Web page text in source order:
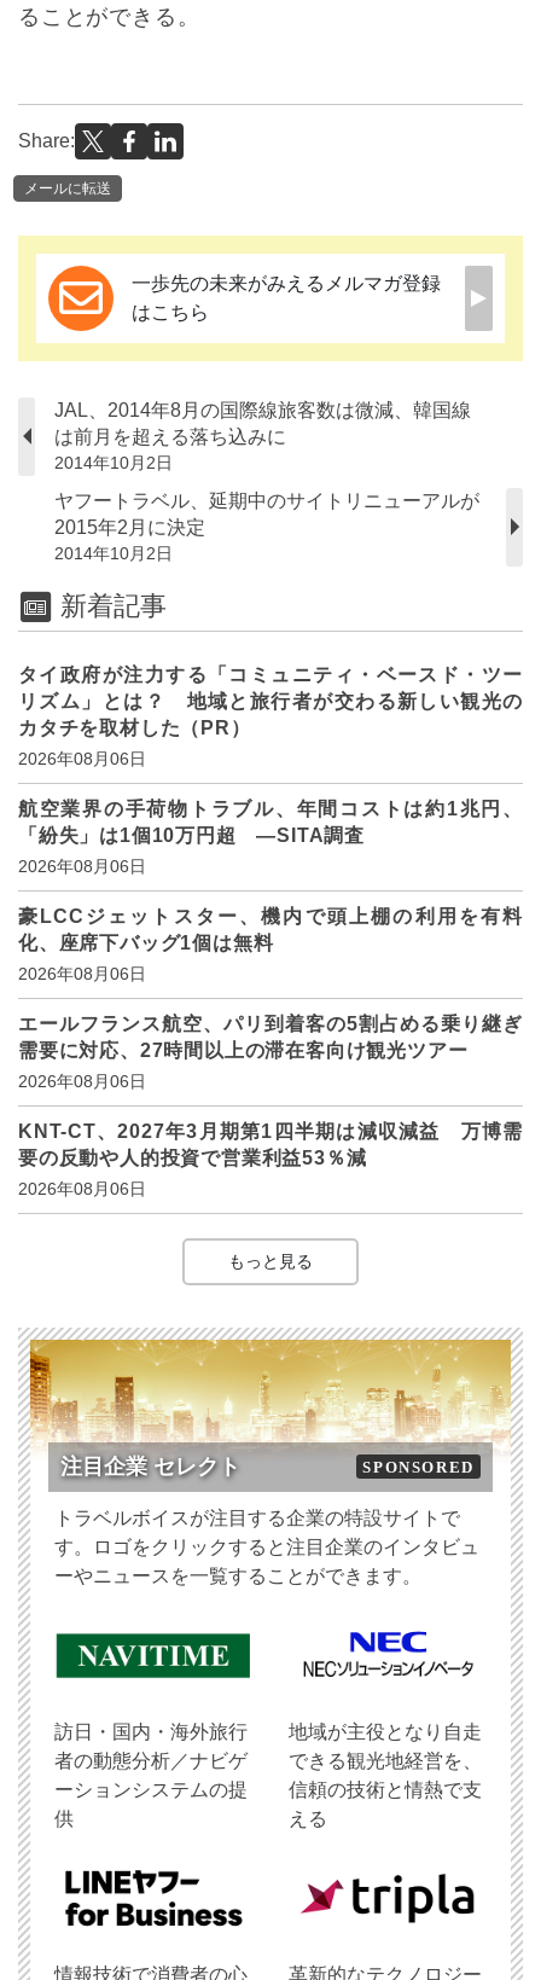
ることができる。
Share:
メールに転送
一歩先の未来がみえるメルマガ登録
はこちら
JAL、2014年8月の国際線旅客数は微減、韓国線
は前月を超える落ち込みに
2014年10月2日
ヤフートラベル、延期中のサイトリニューアルが
2015年2月に決定
2014年10月2日
新着記事
タイ政府が注力する「コミュニティ・ベースド・ツー
リズム」とは？ 地域と旅行者が交わる新しい観光の
カタチを取材した（PR）
2026年08月06日
航空業界の手荷物トラブル、年間コストは約1兆円、
「紛失」は1個10万円超 ―SITA調査
2026年08月06日
豪LCCジェットスター、機内で頭上棚の利用を有料
化、座席下バッグ1個は無料
2026年08月06日
エールフランス航空、パリ到着客の5割占める乗り継ぎ
需要に対応、27時間以上の滞在客向け観光ツアー
2026年08月06日
KNT-CT、2027年3月期第1四半期は減収減益 万博需
要の反動や人的投資で営業利益53％減
2026年08月06日
もっと見る
注目企業 セレクト SPONSORED
トラベルボイスが注目する企業の特設サイトで
す。ロゴをクリックすると注目企業のインタビュ
ーやニュースを一覧することができます。
訪日・国内・海外旅行
者の動態分析／ナビゲ
ーションシステムの提
供
地域が主役となり自走
できる観光地経営を、
信頼の技術と情熱で支
える
情報技術で消費者の心 革新的なテクノロジー